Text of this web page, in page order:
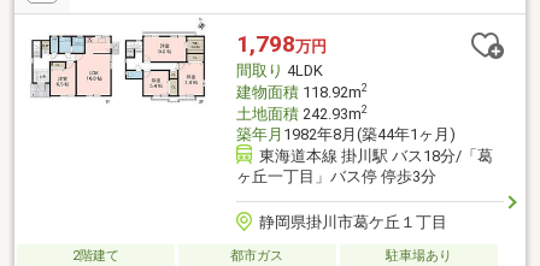
1,798万円
間取り 4LDK
建物面積118.92m2
土地面積242.93m2
築年月 1982年8月(築44年1ヶ月)
東海道本線 掛川駅 バス18分/「葛
ヶ丘一丁目」バス停 停歩3分
静岡県掛川市葛ケ丘１丁目
2階建て 都市ガス
駐車場あり